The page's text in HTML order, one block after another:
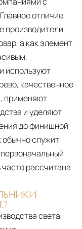
по
3-5 рабочих
зависят
от 5 до
доставка
GPS-
от
отличие
производители
а как элемент
используют
качественное
применяют
и уделяют
до финишной
обычно служит
рассчитана
света,